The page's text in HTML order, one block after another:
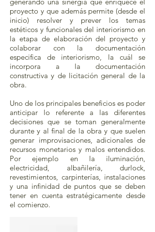
proyecto y que además permite (desde el
inicio) resolver y prever los temas
estéticos y funcionales del interiorismo en
la etapa de elaboración del proyecto y
colaborar con la documentación
especifica de interiorismo, la cuál se
incorpora a la documentación
constructiva y de licitación general de la
obra.
Uno de los principales beneficios es poder
anticipar lo referente a las diferentes
decisiones que se toman generalmente
durante y al final de la obra y que suelen
generar improvisaciones, adicionales de
recursos monetarios y malos entendidos.
Por ejemplo en la iluminación,
electricidad, albañilería, durlock,
revestimientos, carpinterías, instalaciones
y una infinidad de puntos que se deben
tener en cuenta estratégicamente desde
el comienzo.